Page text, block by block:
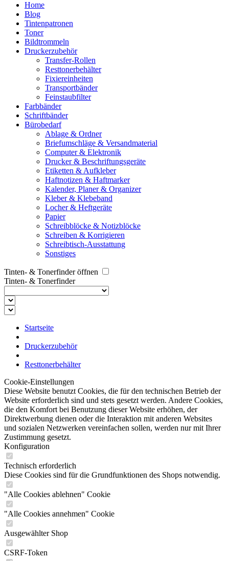
Home
Blog
Tintenpatronen
Toner
Bildtrommeln
Druckerzubehör
Transfer-Rollen
Resttonerbehälter
Fixiereinheiten
Transportbänder
Feinstaubfilter
Farbbänder
Schriftbänder
Bürobedarf
Ablage & Ordner
Briefumschläge & Versandmaterial
Computer & Elektronik
Drucker & Beschriftungsgeräte
Etiketten & Aufkleber
Haftnotizen & Haftmarker
Kalender, Planer & Organizer
Kleber & Klebeband
Locher & Heftgeräte
Papier
Schreibblöcke & Notizblöcke
Schreiben & Korrigieren
Schreibtisch-Ausstattung
Sonstiges
Tinten- & Tonerfinder öffnen
Tinten- & Tonerfinder
Startseite
Druckerzubehör
Resttonerbehälter
Cookie-Einstellungen
Diese Website benutzt Cookies, die für den technischen Betrieb der
Website erforderlich sind und stets gesetzt werden. Andere Cookies,
die den Komfort bei Benutzung dieser Website erhöhen, der
Direktwerbung dienen oder die Interaktion mit anderen Websites
und sozialen Netzwerken vereinfachen sollen, werden nur mit Ihrer
Zustimmung gesetzt.
Konfiguration
Technisch erforderlich
Diese Cookies sind für die Grundfunktionen des Shops notwendig.
"Alle Cookies ablehnen" Cookie
"Alle Cookies annehmen" Cookie
Ausgewählter Shop
CSRF-Token